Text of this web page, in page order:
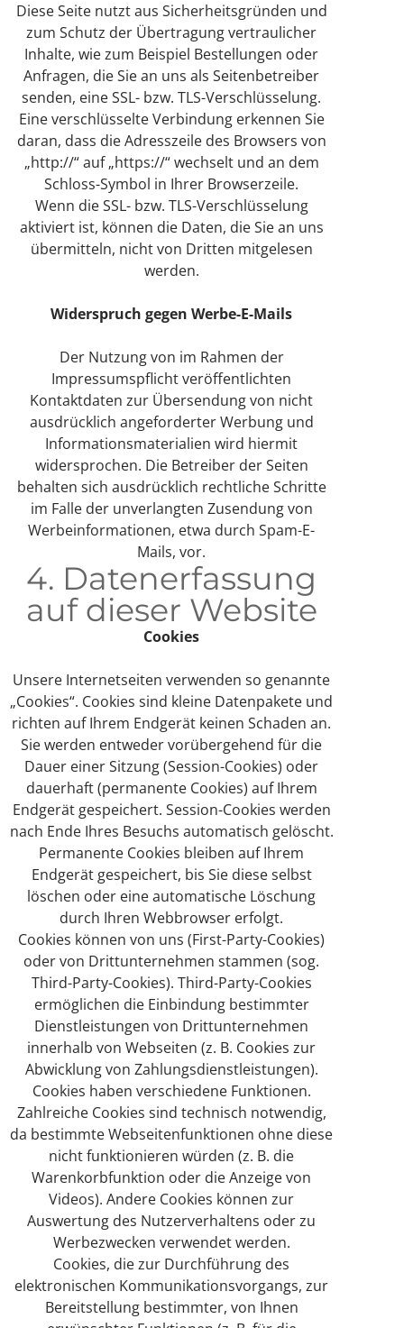
Diese Seite nutzt aus Sicherheitsgründen und
zum Schutz der Übertragung vertraulicher
Inhalte, wie zum Beispiel Bestellungen oder
Anfragen, die Sie an uns als Seitenbetreiber
senden, eine SSL- bzw. TLS-Verschlüsselung.
Eine verschlüsselte Verbindung erkennen Sie
daran, dass die Adresszeile des Browsers von
„http://“ auf „https://“ wechselt und an dem
Schloss-Symbol in Ihrer Browserzeile.
Wenn die SSL- bzw. TLS-Verschlüsselung
aktiviert ist, können die Daten, die Sie an uns
übermitteln, nicht von Dritten mitgelesen
werden.
Widerspruch gegen Werbe-E-Mails
Der Nutzung von im Rahmen der
Impressumspflicht veröffentlichten
Kontaktdaten zur Übersendung von nicht
ausdrücklich angeforderter Werbung und
Informationsmaterialien wird hiermit
widersprochen. Die Betreiber der Seiten
behalten sich ausdrücklich rechtliche Schritte
im Falle der unverlangten Zusendung von
Werbeinformationen, etwa durch Spam-E-
Mails, vor.
4. Datenerfassung
auf dieser Website
Cookies
Unsere Internetseiten verwenden so genannte
„Cookies“. Cookies sind kleine Datenpakete und
richten auf Ihrem Endgerät keinen Schaden an.
Sie werden entweder vorübergehend für die
Dauer einer Sitzung (Session-Cookies) oder
dauerhaft (permanente Cookies) auf Ihrem
Endgerät gespeichert. Session-Cookies werden
nach Ende Ihres Besuchs automatisch gelöscht.
Permanente Cookies bleiben auf Ihrem
Endgerät gespeichert, bis Sie diese selbst
löschen oder eine automatische Löschung
durch Ihren Webbrowser erfolgt.
Cookies können von uns (First-Party-Cookies)
oder von Drittunternehmen stammen (sog.
Third-Party-Cookies). Third-Party-Cookies
ermöglichen die Einbindung bestimmter
Dienstleistungen von Drittunternehmen
innerhalb von Webseiten (z. B. Cookies zur
Abwicklung von Zahlungsdienstleistungen).
Cookies haben verschiedene Funktionen.
Zahlreiche Cookies sind technisch notwendig,
da bestimmte Webseitenfunktionen ohne diese
nicht funktionieren würden (z. B. die
Warenkorbfunktion oder die Anzeige von
Videos). Andere Cookies können zur
Auswertung des Nutzerverhaltens oder zu
Werbezwecken verwendet werden.
Cookies, die zur Durchführung des
elektronischen Kommunikationsvorgangs, zur
Bereitstellung bestimmter, von Ihnen